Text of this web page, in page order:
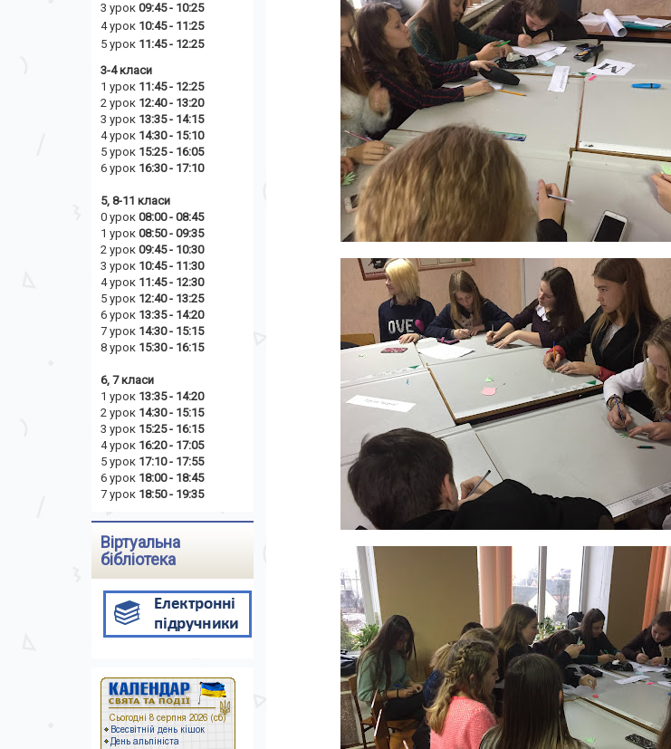
3 урок 09:45 - 10:25
4 урок 10:45 - 11:25
5 урок 11:45 - 12:25
3-4 класи
1 урок 11:45 - 12:25
2 урок 12:40 - 13:20
3 урок 13:35 - 14:15
4 урок 14:30 - 15:10
5 урок 15:25 - 16:05
6 урок 16:30 - 17:10
5, 8-11 класи
0 урок 08:00 - 08:45
1 урок 08:50 - 09:35
2 урок 09:45 - 10:30
3 урок 10:45 - 11:30
4 урок 11:45 - 12:30
5 урок 12:40 - 13:25
6 урок 13:35 - 14:20
7 урок 14:30 - 15:15
8 урок 15:30 - 16:15
6, 7 класи
1 урок 13:35 - 14:20
2 урок 14:30 - 15:15
3 урок 15:25 - 16:15
4 урок 16:20 - 17:05
5 урок 17:10 - 17:55
6 урок 18:00 - 18:45
7 урок 18:50 - 19:35
Віртуальна
бібліотека